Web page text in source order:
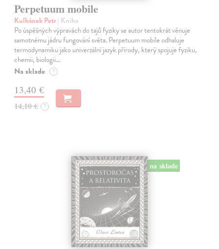
Perpetuum mobile
Kulhánek Petr| Kniha
Po úspěšných výpravách do tajů fyziky se autor tentokrát věnuje
samotnému jádru fungování světa. Perpetuum mobile odhaluje
termodynamiku jako univerzální jazyk přírody, který spojuje fyziku,
chemii, biologii…
Na sklade ?
13,40 €
14,10 € ?
na sklade